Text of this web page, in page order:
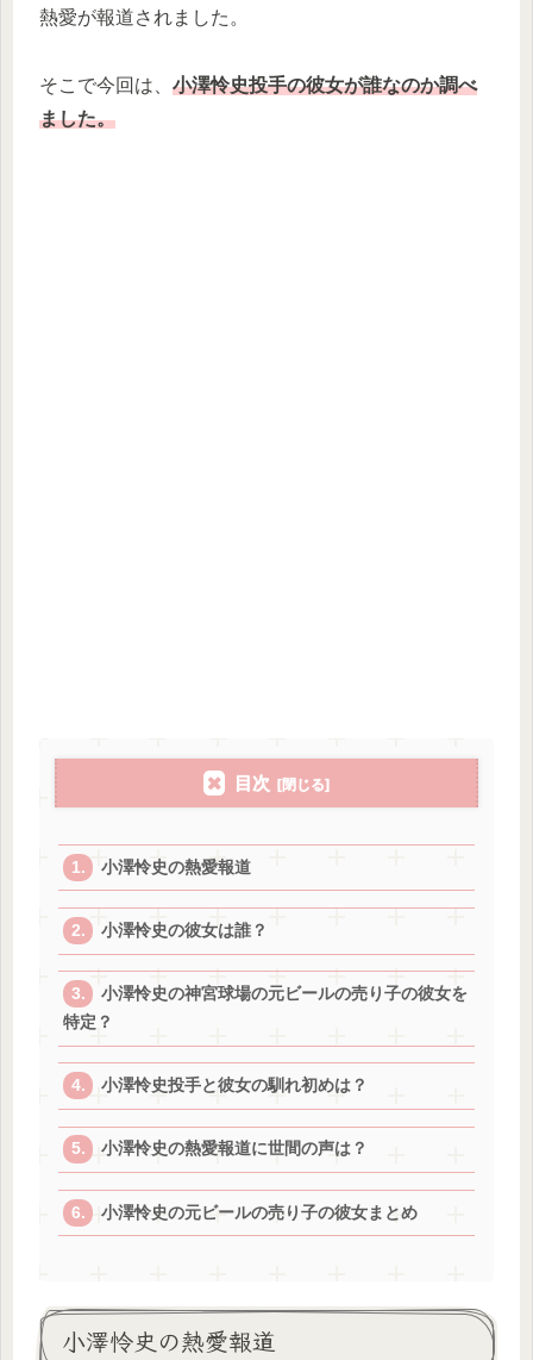
熱愛が報道されました。
そこで今回は、 小澤怜史投手の彼女が誰なのか調べ
ました。
目次
小澤怜史の熱愛報道
小澤怜史の彼女は誰？
小澤怜史の神宮球場の元ビールの売り子の彼女を
特定？
小澤怜史投手と彼女の馴れ初めは？
小澤怜史の熱愛報道に世間の声は？
小澤怜史の元ビールの売り子の彼女まとめ
小澤怜史の熱愛報道